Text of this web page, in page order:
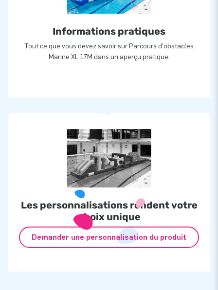
Informations pratiques
Tout ce que vous devez savoir sur Parcours d'obstacles
Marine XL 17M dans un aperçu pratique.
Les personnalisations rendent votre
choix unique
Demander une personnalisation du produit